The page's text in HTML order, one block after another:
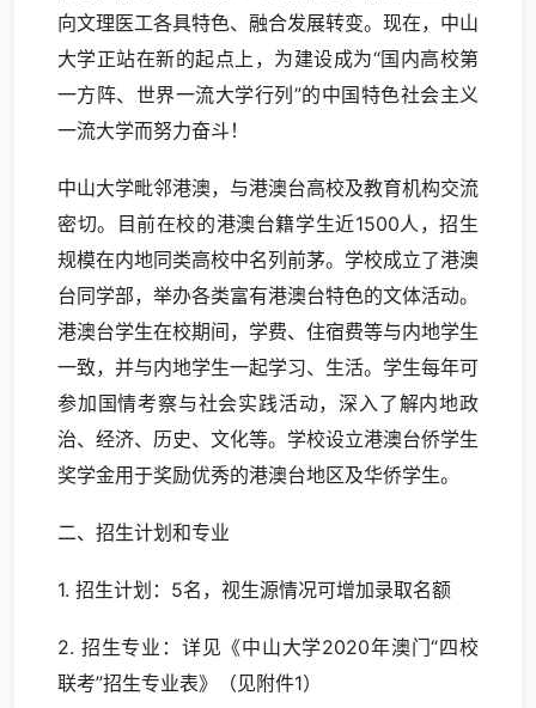
向文理医工各具特色、融合发展转变。现在，中山
大学正站在新的起点上，为建设成为“国内高校第
一方阵、世界一流大学行列”的中国特色社会主义
一流大学而努力奋斗！
中山大学毗邻港澳，与港澳台高校及教育机构交流
密切。目前在校的港澳台籍学生近1500人，招生
规模在内地同类高校中名列前茅。学校成立了港澳
台同学部，举办各类富有港澳台特色的文体活动。
港澳台学生在校期间，学费、住宿费等与内地学生
一致，并与内地学生一起学习、生活。学生每年可
参加国情考察与社会实践活动，深入了解内地政
治、经济、历史、文化等。学校设立港澳台侨学生
奖学金用于奖励优秀的港澳台地区及华侨学生。
二、招生计划和专业
1. 招生计划：5名，视生源情况可增加录取名额
2. 招生专业：详见《中山大学2020年澳门“四校
联考”招生专业表》（见附件1）